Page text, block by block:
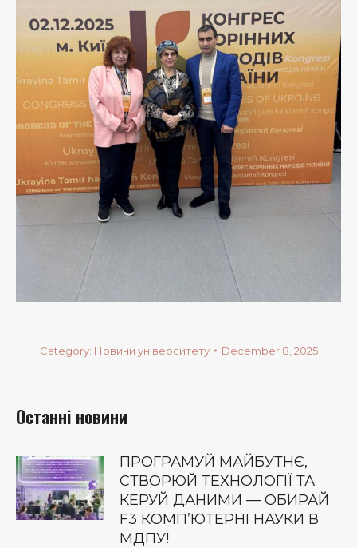
Category: Новини університету December 8, 2025
Останні новини
ПРОГРАМУЙ МАЙБУТНЄ,
СТВОРЮЙ ТЕХНОЛОГІЇ ТА
КЕРУЙ ДАНИМИ — ОБИРАЙ
F3 КОМП’ЮТЕРНІ НАУКИ В
МДПУ!